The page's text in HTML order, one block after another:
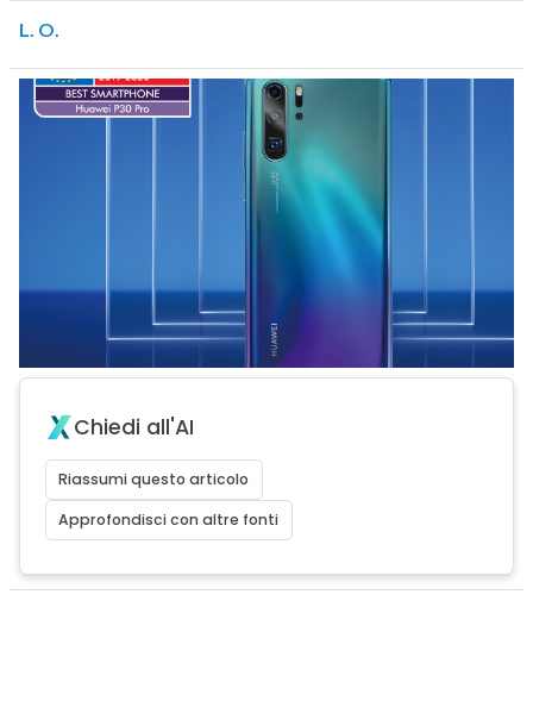
L. O.
Chiedi all'AI
Riassumi questo articolo
Approfondisci con altre fonti